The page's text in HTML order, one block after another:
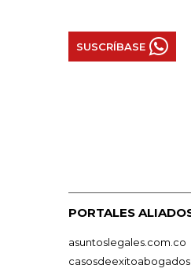
SUSCRÍBASE
PORTALES
asuntoslegales.com.co